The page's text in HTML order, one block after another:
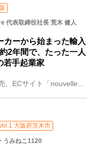
代表取締役社長 荒木 健人
カーから始まった輸入
2年間で、たった一人
若手起業家
大阪府茨木市
うみねこ1120